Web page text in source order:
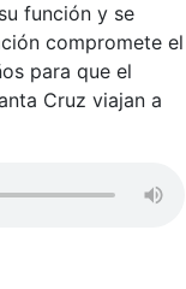
función y se
compromete el
para que el
Cruz viajan a